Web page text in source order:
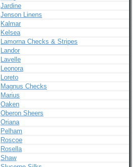
Jardine
Jenson Linens
Kalmar
Kelsea
Lamorna Checks & Stripes
Landor
Lavelle
Leonora
Loreto
Magnus Checks
Marius
Oaken
Oberon Sheers
Oriana
Pelham
Roscoe
Rosella
Shaw